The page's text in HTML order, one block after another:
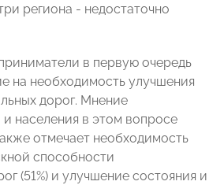
региона - недостаточно
в первую очередь
на необходимость улучшения
дорог. Мнение
населения в этом вопросе
отмечает необходимость
способности
(51%) и улучшение состояния и